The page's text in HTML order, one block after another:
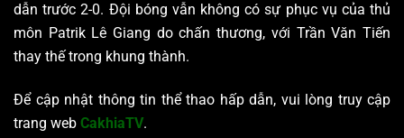
dẫn trước 2-0. Đội bóng vẫn không có sự phục vụ của thủ
môn Patrik Lê Giang do chấn thương, với Trần Văn Tiến
thay thế trong khung thành.
Để cập nhật thông tin thể thao hấp dẫn, vui lòng truy cập
trang web CakhiaTV.